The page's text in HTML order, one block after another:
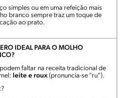
simples ou em uma refeição mais
branco sempre traz um toque de
ao prato.
IDEAL PARA O MOLHO
faltar na receita tradicional de
leite e roux(pronuncia-se “ru”).